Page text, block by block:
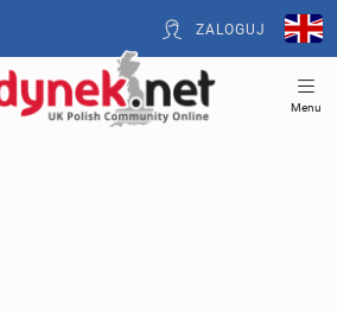
ZALOGUJ
Menu